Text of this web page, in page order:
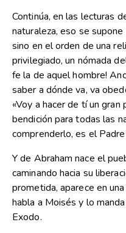
Continúa, en las lecturas
naturaleza, eso se
sino en el orden de una
privilegiado, un nómada
fe la de aquel hombre!
saber a dónde va, va
«Voy a hacer de tí un
bendición para todas las
comprenderlo, es el
Y de Abraham nace el
caminando hacia su
prometida, aparece en
habla a Moisés y lo
Exodo.